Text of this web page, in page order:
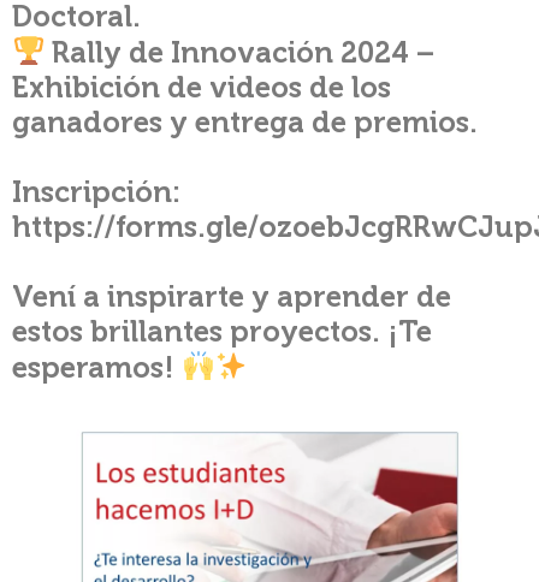
Doctoral.
Rally de Innovación 2024 –
Exhibición de videos de los
ganadores y entrega de premios.
Inscripción:
https://forms.gle/
Vení a inspirarte y aprender de
estos brillantes proyectos. ¡Te
esperamos!